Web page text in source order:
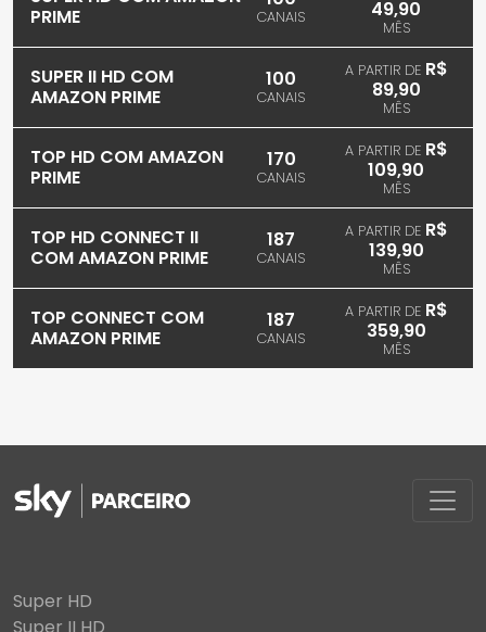
PRIME
CANAIS
49,90
MÊS
SUPER II HD COM
AMAZON PRIME
100
CANAIS
A PARTIR DE R$
89,90
MÊS
TOP HD COM AMAZON
PRIME
170
CANAIS
A PARTIR DE R$
109,90
MÊS
TOP HD CONNECT II
COM AMAZON PRIME
187
CANAIS
A PARTIR DE R$
139,90
MÊS
TOP CONNECT COM
AMAZON PRIME
187
CANAIS
A PARTIR DE R$
359,90
MÊS
Super HD
Super II HD